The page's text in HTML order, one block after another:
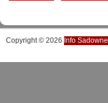
Copyright © 2026 Info Sadowne